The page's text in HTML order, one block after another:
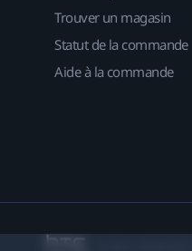
Trouver un magasin
Statut de la commande
Aide à la commande